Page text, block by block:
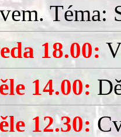
Téma:
18.00:
14.00:
12.30: